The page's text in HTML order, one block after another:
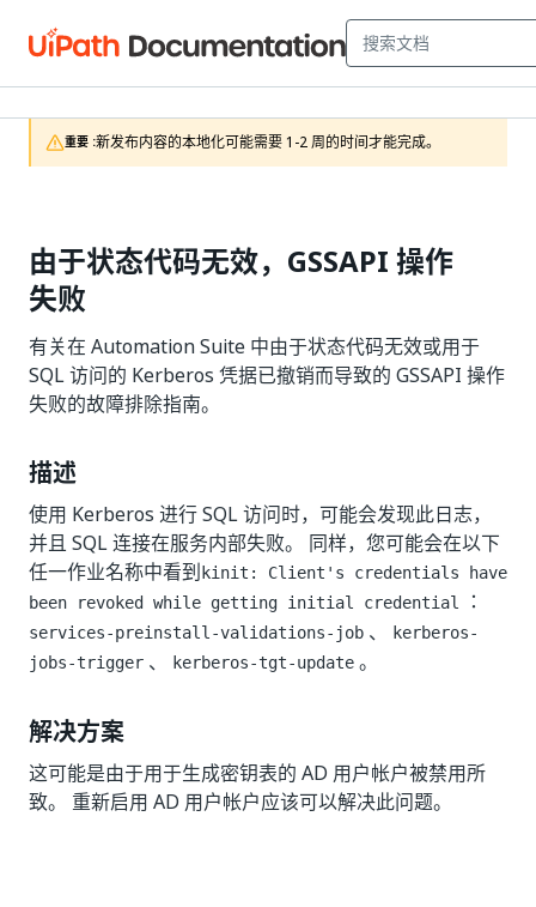
重要 :新发布内容的本地化可能需要 1-2 周的时间才能完成。
由于状态代码无效，GSSAPI 操作
失败
有关在 Automation Suite 中由于状态代码无效或用于
SQL 访问的 Kerberos 凭据已撤销而导致的 GSSAPI 操作
失败的故障排除指南。
描述
使用 Kerberos 进行 SQL 访问时，可能会发现此日志，
并且 SQL 连接在服务内部失败。 同样，您可能会在以下
任一作业名称中看到 kinit: Client's credentials have
been revoked while getting initial credential
：
services-preinstall-validations-job 、
kerberos-
jobs-trigger 、 kerberos-tgt-update 。
解决方案
这可能是由于用于生成密钥表的 AD 用户帐户被禁用所
致。 重新启用 AD 用户帐户应该可以解决此问题。